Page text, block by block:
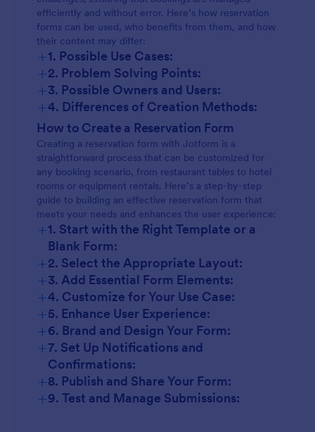
efficiently and without error. Here’s how reservation
forms can be used, who benefits from them, and how
their content may differ:
+1. Possible Use Cases:
+2. Problem Solving Points:
+3. Possible Owners and Users:
+4. Differences of Creation Methods:
How to Create a Reservation Form
Creating a reservation form with Jotform is a
straightforward process that can be customized for
any booking scenario, from restaurant tables to hotel
rooms or equipment rentals. Here’s a step-by-step
guide to building an effective reservation form that
meets your needs and enhances the user experience:
+1. Start with the Right Template or a
Blank Form:
+2. Select the Appropriate Layout:
+3. Add Essential Form Elements:
+4. Customize for Your Use Case:
+5. Enhance User Experience:
+6. Brand and Design Your Form:
+7. Set Up Notifications and
Confirmations:
+8. Publish and Share Your Form:
+9. Test and Manage Submissions: